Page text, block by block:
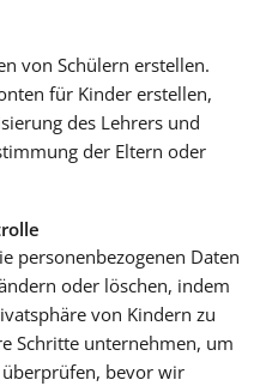
von Schülern erstellen.
für Kinder erstellen,
des Lehrers und
der Eltern oder
personenbezogenen Daten
oder löschen, indem
von Kindern zu
Schritte unternehmen, um
bevor wir